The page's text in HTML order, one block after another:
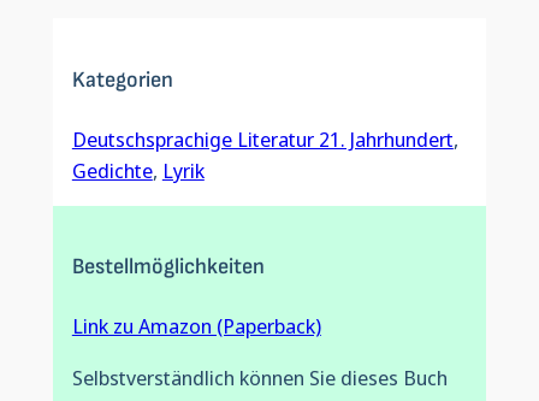
Kategorien
Deutschsprachige Literatur 21. Jahrhundert
Gedichte, Lyrik
Bestellmöglichkeiten
Link zu Amazon (Paperback)
Selbstverständlich können Sie dieses Buch